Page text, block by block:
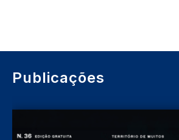
Publicações